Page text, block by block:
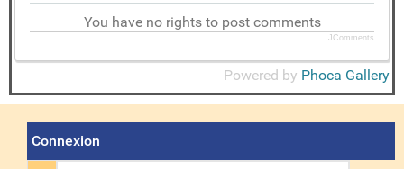
You have no rights to post comments
JComments
Powered by Phoca Gallery
Connexion